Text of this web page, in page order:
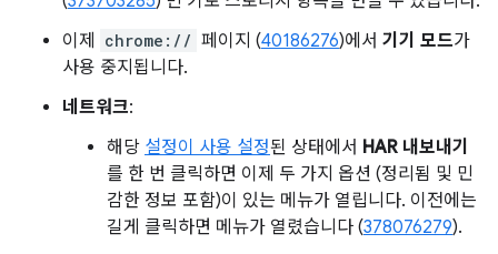
이제
chrome:// 페이지 (40186276)에서 기기 모드가
사용 중지됩니다.
네트워크:
해당 설정이 사용 설정된 상태에서 HAR 내보내기
를 한 번 클릭하면 이제 두 가지 옵션 (정리됨 및 민
감한 정보 포함)이 있는 메뉴가 열립니다. 이전에는
길게 클릭하면 메뉴가 열렸습니다 (378076279).